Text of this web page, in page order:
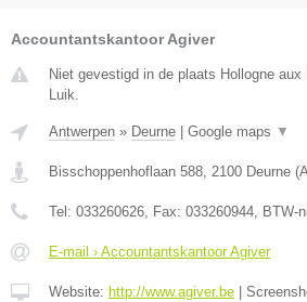
Accountantskantoor Agiver
Niet gevestigd in de plaats Hollogne
Luik.
Antwerpen » Deurne Google maps ▼
Bisschoppenhoflaan 588 2100 Deurne (
Tel: 033260626 , Fax: 033260944 , BTW-
E-mail › Accountantskantoor Agiver
Website: http://www.agiver.be